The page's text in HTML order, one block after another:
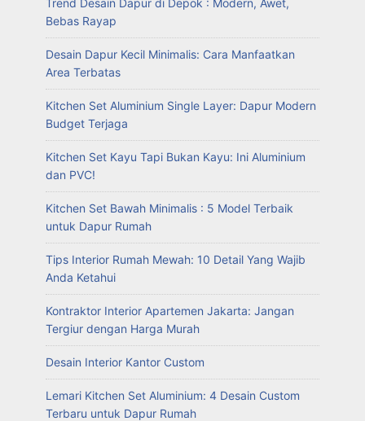
Bebas Rayap
Desain Dapur Kecil Minimalis: Cara Manfaatkan
Area Terbatas
Kitchen Set Aluminium Single Layer: Dapur Modern
Budget Terjaga
Kitchen Set Kayu Tapi Bukan Kayu: Ini Aluminium
dan PVC!
Kitchen Set Bawah Minimalis : 5 Model Terbaik
untuk Dapur Rumah
Tips Interior Rumah Mewah: 10 Detail Yang Wajib
Anda Ketahui
Kontraktor Interior Apartemen Jakarta: Jangan
Tergiur dengan Harga Murah
Desain Interior Kantor Custom
Lemari Kitchen Set Aluminium: 4 Desain Custom
Terbaru untuk Dapur Rumah